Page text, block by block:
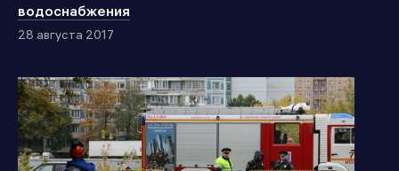
водоснабжения
28 августа 2017